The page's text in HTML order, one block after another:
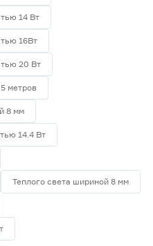
14 Вт
16Вт
20 Вт
метров
8 мм
14.4 Вт
Теплого света шириной 8 мм